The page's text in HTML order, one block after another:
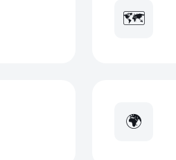
🗺️
🌍